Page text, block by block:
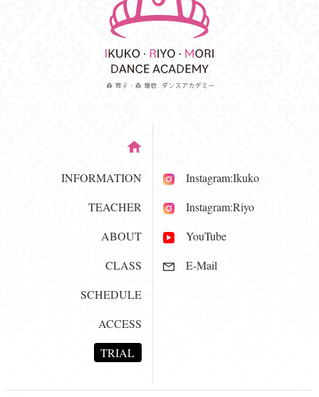
INFORMATION
TEACHER
ABOUT
CLASS
SCHEDULE
ACCESS
TRIAL
Instagram:Ikuko
Instagram:Riyo
YouTube
E-Mail